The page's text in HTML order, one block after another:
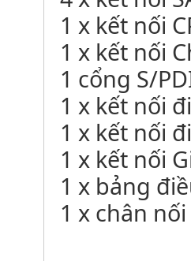
1 x kết nối
1 x kết nối
1 cổng S/
1 x kết nối
1 x kết nối
1 x kết nối
1 x bảng
1 x chân